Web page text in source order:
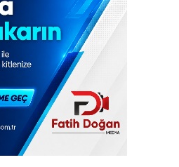
iki araç da adeta hurdaya
parçaları savrulurken, kısa
ekip sevk edildi.
operasyonlardan biri
Cumhuriyet Başsavcılığı,
olarak bilinen silahlı suç
soruşturma kapsamında
davası açtı. Suç örgütünün
adlı İsmail Atız’ın yaptığı
Türkiye’nin dört bir
ağa sahip olduğu ortaya çıktı.
70 Mağdur